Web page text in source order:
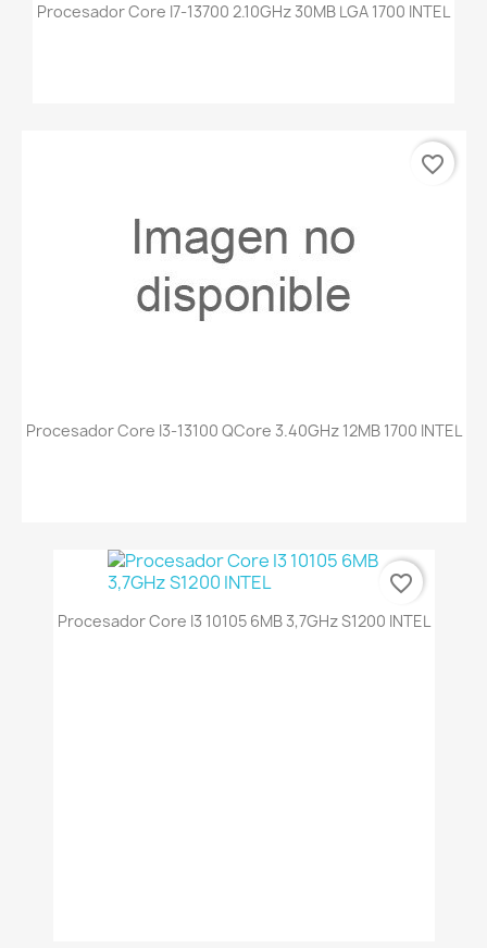
Procesador Core I7-13700 2.10GHz 30MB LGA 1700 INTEL
Procesador Core I3-13100 QCore 3.40GHz 12MB 1700 INTEL
favorite_border
Procesador Core I3 10105 6MB 3,7GHz S1200 INTEL
favorite_border